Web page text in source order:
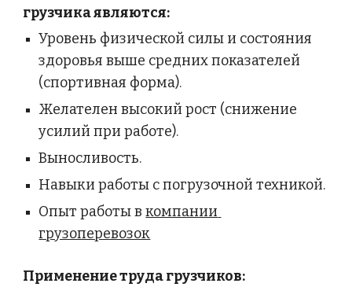
грузчика являются:
Уровень физической силы и состояния
здоровья выше средних показателей
(спортивная форма).
Желателен высокий рост (снижение
усилий при работе).
Выносливость.
Навыки работы с погрузочной техникой.
Опыт работы в компании
грузоперевозок
Применение труда грузчиков: